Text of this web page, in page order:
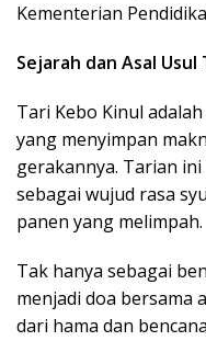
Kementerian
Sejarah dan Asal Usul
Tari Kebo Kinul
yang menyimpan
gerakannya. Tarian
sebagai wujud rasa
panen yang melimpah.
Tak hanya sebagai
menjadi doa bersama
dari hama dan